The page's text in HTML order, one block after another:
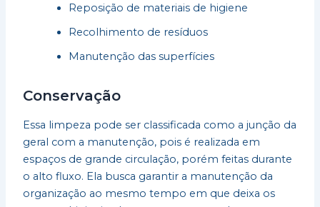
Reposição de materiais de higiene
Recolhimento de resíduos
Manutenção das superfícies
Conservação
Essa limpeza pode ser classificada como a junção da
geral com a manutenção, pois é realizada em
espaços de grande circulação, porém feitas durante
o alto fluxo. Ela busca garantir a manutenção da
organização ao mesmo tempo em que deixa os